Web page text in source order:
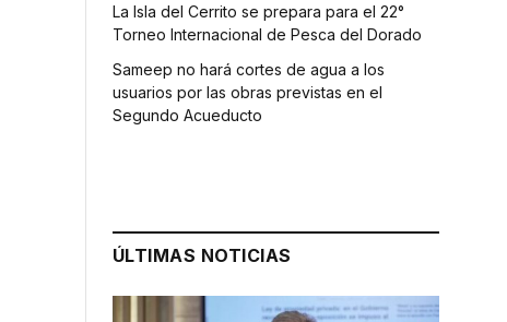
La Isla del Cerrito se prepara para el 22°
Torneo Internacional de Pesca del Dorado
Sameep no hará cortes de agua a los
usuarios por las obras previstas en el
Segundo Acueducto
ÚLTIMAS NOTICIAS